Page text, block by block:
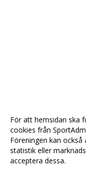
För att hemsidan ska
cookies från
Föreningen kan
statistik eller
acceptera dessa.